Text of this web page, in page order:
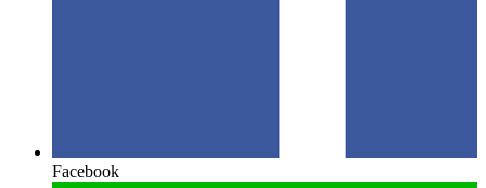
Facebook